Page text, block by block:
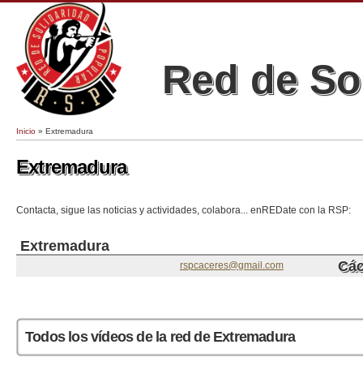
Red de
Se encuentra usted aquí
Inicio » Extremadura
Extremadura
Contacta, sigue las noticias y actividades, colabora... enREDate con la RSP:
Extremadura
rspcaceres@gmail.com
Todos los vídeos de la red de Extremadura